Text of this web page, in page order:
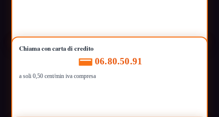
Chiama con carta di credito
06.80.50.91
a soli 0,50 cent/min iva compresa